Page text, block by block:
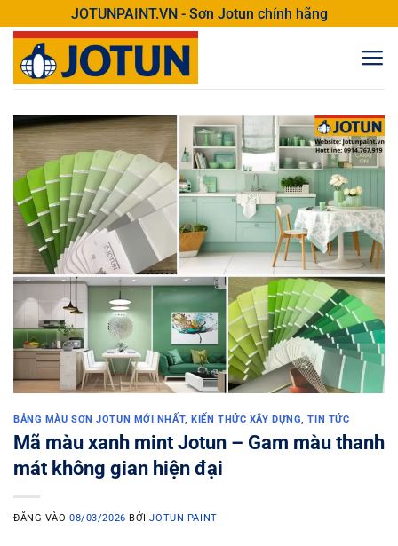
qua
dung
JOTUNPAINT.VN - Sơn Jotun chính hãng
BẢNG MÀU SƠN JOTUN MỚI NHẤT,KIẾN THỨC XÂY DỰNG,TIN TỨC
Mã màu xanh mint Jotun – Gam màu thanh
mát không gian hiện đại
ĐĂNG VÀO08/03/2026 BỞIJOTUN PAINT